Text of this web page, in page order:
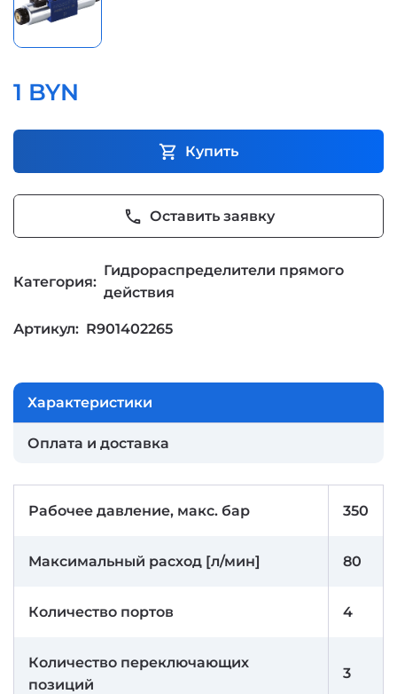
1 BYN
shopping_cart Купить
phone Оставить заявку
Категория:
Гидрораспределители прямого
действия
Артикул: R901402265
Характеристики
Оплата и доставка
Рабочее давление, макс. бар 350
Максимальный расход [л/мин] 80
Количество портов 4
Количество переключающих
позиций
3